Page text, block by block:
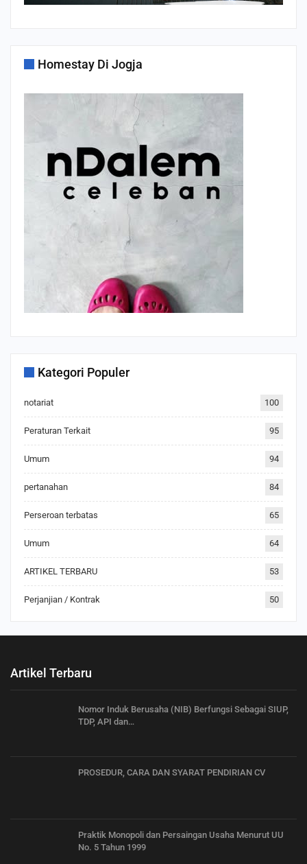
Homestay Di Jogja
Kategori Populer
notariat 100
Peraturan Terkait 95
Umum 94
pertanahan 84
Perseroan terbatas 65
Umum 64
ARTIKEL TERBARU 53
Perjanjian / Kontrak 50
Artikel Terbaru
Nomor Induk Berusaha (NIB) Berfungsi Sebagai SIUP,
TDP, API dan…
PROSEDUR, CARA DAN SYARAT PENDIRIAN CV
Praktik Monopoli dan Persaingan Usaha Menurut UU
No. 5 Tahun 1999